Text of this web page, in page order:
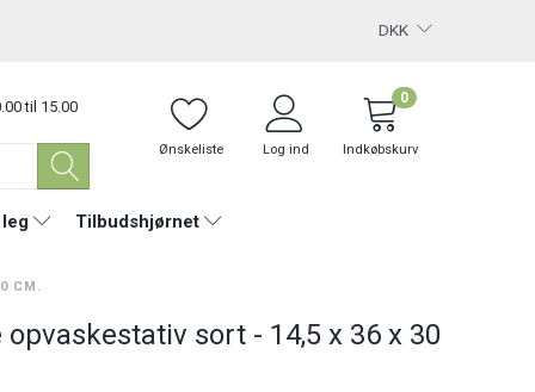
DKK
til 15.00
Ønskeliste Log ind Indkøbskurv
0
Tilbudshjørnet
CM.
opvaskestativ sort - 14,5 x 36 x 30